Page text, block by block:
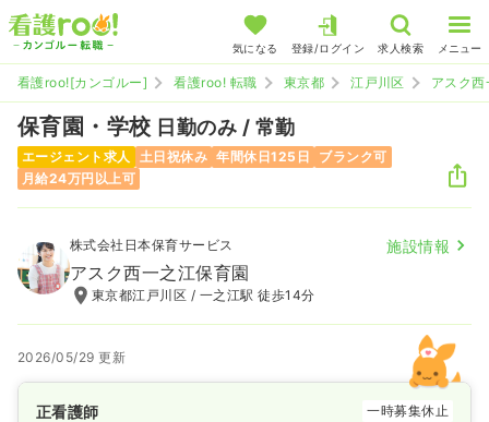
気になる 登録/ログイン 求人検索 メニュー
看護roo![カンゴルー] 看護roo! 転職 東京都 江戸川区 アスク
保育園・学校 日勤のみ / 常勤
エージェント求人 土日祝休み 年間休日125日
ブランク可
月給24万円以上可
株式会社日本保育サービス 施設情報
アスク西一之江保育園
東京都江戸川区 / 一之江駅 徒歩14分
2026/05/29 更新
正看護師 一時募集休止